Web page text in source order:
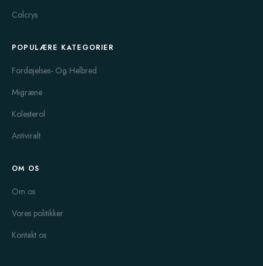
Colcrys
POPULÆRE KATEGORIER
Fordøjelses- Og Helbred
Migræne
Kolesterol
Antiviralt
OM OS
Om os
Vores politikker
Kontakt os